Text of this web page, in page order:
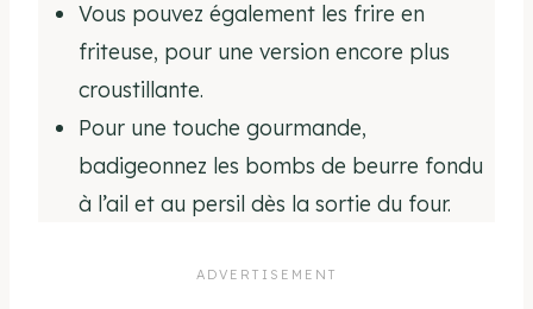
Vous pouvez également les frire en
friteuse, pour une version encore plus
croustillante.
Pour une touche gourmande,
badigeonnez les bombs de beurre fondu
à l’ail et au persil dès la sortie du four.